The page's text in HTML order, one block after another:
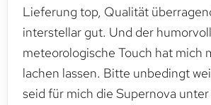
Lieferung top, Qualität
interstellar gut. Und der
meteorologische Touch hat mich
lachen lassen. Bitte unbedingt
seid für mich die Supernova